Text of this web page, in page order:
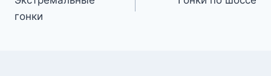
по
гонки